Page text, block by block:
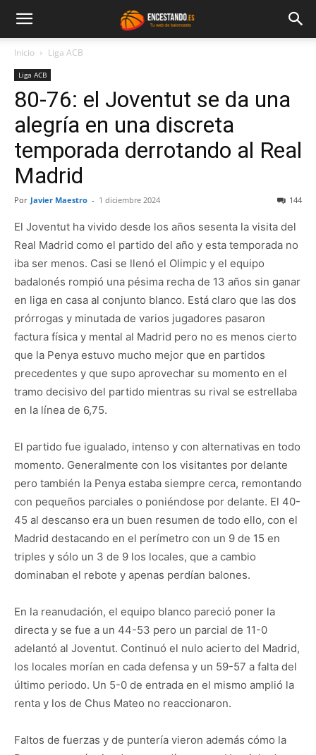
Inicio Liga ACB
Liga ACB
80-76: el Joventut se da una
alegría en una discreta
temporada derrotando al Real
Madrid
Por Javier Maestro - 1 diciembre 2024 144
El Joventut ha vivido desde los años sesenta la visita del
Real Madrid como el partido del año y esta temporada no
iba ser menos. Casi se llenó el Olimpic y el equipo
badalonés rompió una pésima recha de 13 años sin ganar
en liga en casa al conjunto blanco. Está claro que las dos
prórrogas y minutada de varios jugadores pasaron
factura física y mental al Madrid pero no es menos cierto
que la Penya estuvo mucho mejor que en partidos
precedentes y que supo aprovechar su momento en el
tramo decisivo del partido mientras su rival se estrellaba
en la línea de 6,75.
El partido fue igualado, intenso y con alternativas en todo
momento. Generalmente con los visitantes por delante
pero también la Penya estaba siempre cerca, remontando
con pequeños parciales o poniéndose por delante. El 40-
45 al descanso era un buen resumen de todo ello, con el
Madrid destacando en el perímetro con un 9 de 15 en
triples y sólo un 3 de 9 los locales, que a cambio
dominaban el rebote y apenas perdían balones.
En la reanudación, el equipo blanco pareció poner la
directa y se fue a un 44-53 pero un parcial de 11-0
adelantó al Joventut. Continuó el nulo acierto del Madrid,
los locales morían en cada defensa y un 59-57 a falta del
último periodo. Un 5-0 de entrada en el mismo amplió la
renta y los de Chus Mateo no reaccionaron.
Faltos de fuerzas y de puntería vieron además cómo la